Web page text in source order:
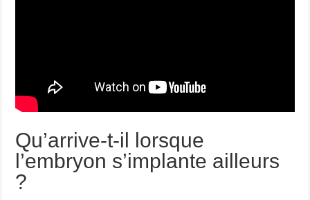
Qu’arrive-t-il lorsque
l’embryon s’implante ailleurs
?